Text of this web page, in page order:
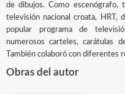
de dibujos. Como escenógrafo,
televisión nacional croata, HRT,
popular programa de
numerosos carteles, carátulas
También colaboró con diferentes
Obras del autor